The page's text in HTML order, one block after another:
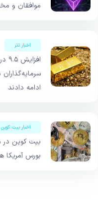
موافقان و
اخبار تتر
ادامه دادند
اخبار بیت کوین
بورس